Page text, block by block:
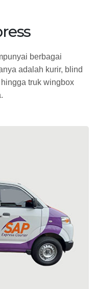
berbagai
adalah kurir, blind
truk wingbox